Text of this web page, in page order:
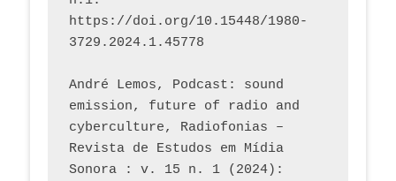
https://doi.org/10.15448/1980-
3729.2024.1.45778
André Lemos, Podcast: sound
emission, future of radio and
cyberculture, Radiofonias –
Revista de Estudos em Mídia
Sonora : v. 15 n. 1 (2024):